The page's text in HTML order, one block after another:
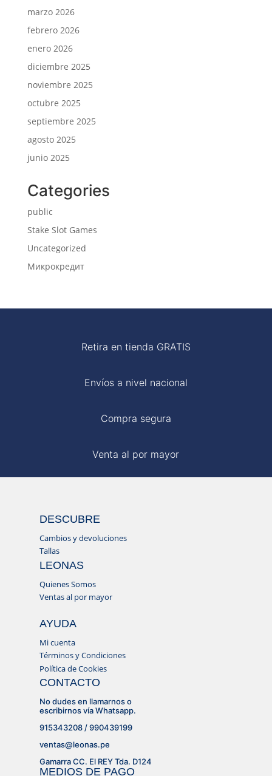
marzo 2026
febrero 2026
enero 2026
diciembre 2025
noviembre 2025
octubre 2025
septiembre 2025
agosto 2025
junio 2025
Categories
public
Stake Slot Games
Uncategorized
Микрокредит
Retira en tienda GRATIS
Envíos a nivel nacional
Compra segura
Venta al por mayor
DESCUBRE
Cambios y devoluciones
Tallas
LEONAS
Quienes Somos
Ventas al por mayor
AYUDA
Mi cuenta
Términos y Condiciones
Política de Cookies
CONTACTO
No dudes en llamarnos o
escribirnos vía Whatsapp.
915343208 / 990439199
ventas@leonas.pe
Gamarra CC. El REY Tda. D124
MEDIOS DE PAGO